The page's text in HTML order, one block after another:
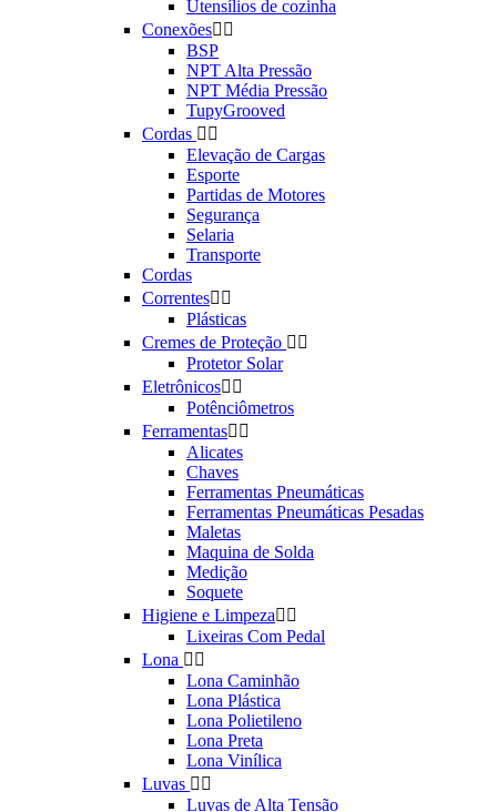
Utensílios de cozinha
Conexões 
BSP
NPT Alta Pressão
NPT Média Pressão
TupyGrooved
Cordas  
Elevação de Cargas
Esporte
Partidas de Motores
Segurança
Selaria
Transporte
Cordas
Correntes 
Plásticas
Cremes de Proteção  
Protetor Solar
Eletrônicos 
Potênciômetros
Ferramentas 
Alicates
Chaves
Ferramentas Pneumáticas
Ferramentas Pneumáticas Pesadas
Maletas
Maquina de Solda
Medição
Soquete
Higiene e Limpeza 
Lixeiras Com Pedal
Lona  
Lona Caminhão
Lona Plástica
Lona Polietileno
Lona Preta
Lona Vinílica
Luvas  
Luvas de Alta Tensão